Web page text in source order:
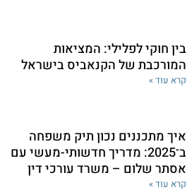
בין חוקי לפלילי: המציאות
המורכבת של הקנאביס בישראל
קרא עוד »
איך מתכננים נכון תיק משפחה
ב־2025: מדריך חדשותי-מעשי עם
אסתר שלום – משרד עורכי דין
קרא עוד »